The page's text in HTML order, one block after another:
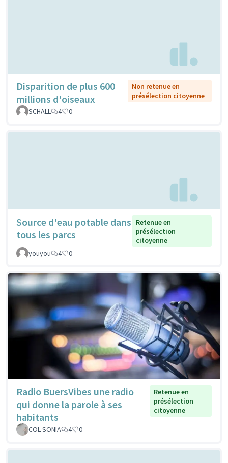
Disparition de plus 600
millions d'oiseaux
Non retenue en
présélection citoyenne
SCHALL
4 0
Source d'eau potable dans
tous les parcs
Retenue en
présélection
citoyenne
youyou
4 0
Radio BuersVibes une radio
qui donne la parole à ses
habitants
Retenue en
présélection
citoyenne
COL SONIA 4 0